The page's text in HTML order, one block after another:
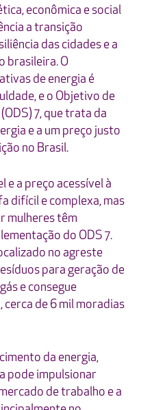
econômica e social
a transição
das cidades e a
brasileira. O
de energia é
e o Objetivo de
7, que trata da
e a um preço justo
no Brasil.
e a preço acessível à
difícil e complexa, mas
mulheres têm
do ODS 7.
no agreste
para geração de
e consegue
cerca de 6 mil moradias
da energia,
pode impulsionar
de trabalho e a